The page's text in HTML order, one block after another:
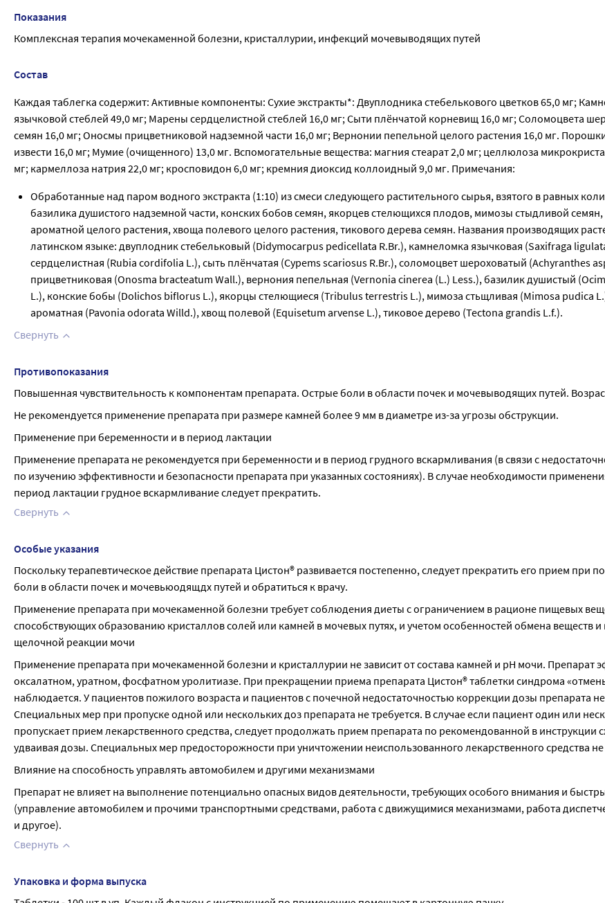
Показания
Комплексная терапия мочекаменной болезни, кристаллурии, инфекций мочевыводящих путей
Состав
Каждая таблегка содержит: Активные компоненты: Сухие экстракты*: Двуплодника стебелькового цветков 65,0 мг;
язычковой стеблей 49,0 мг; Марены сердцелистной стеблей 16,0 мг; Сыти плёнчатой корневищ 16,0 мг; Соломоцвета
семян 16,0 мг; Оносмы прицветниковой надземной части 16,0 мг; Вернонии пепельной целого растения 16,0 мг.
извести 16,0 мг; Мумие (очищенного) 13,0 мг. Вспомогательные вещества: магния стеарат 2,0 мг; целлюлоза
мг; кармеллоза натрия 22,0 мг; кросповидон 6,0 мг; кремния диоксид коллоидный 9,0 мг. Примечания:
Обработанные над паром водного экстракта (1:10) из смеси следующего растительного сырья, взятого в равных
базилика душистого надземной части, конских бобов семян, якорцев стелющихся плодов, мимозы стыдливой
ароматной целого растения, хвоща полевого целого растения, тикового дерева семян. Названия производящих
латинском языке: двуплодник стебельковый (Didymocarpus pedicellata R.Br.), камнеломка язычковая (Saxifraga
сердцелистная (Rubia cordifolia L.), сыть плёнчатая (Cypems scariosus R.Br.), соломоцвет шероховатый (Achyranthes
прицветниковая (Onosma bracteatum Wall.), вернония пепельная (Vernonia cinerea (L.) Less.), базилик душистый
L.), конские бобы (Dolichos biflorus L.), якорцы стелющиеся (Tribulus terrestris L.), мимоза стьщливая (Mimosa pudica
ароматная (Pavonia odorata Willd.), хвощ полевой (Equisetum arvense L.), тиковое дерево (Tectona grandis L.f.).
Свернуть
Противопоказания
Повышенная чувствительность к компонентам препарата. Острые боли в области почек и мочевыводящих путей.
Не рекомендуется применение препарата при размере камней более 9 мм в диаметре из-за угрозы обструкции.
Применение при беременности и в период лактации
Применение препарата не рекомендуется при беременности и в период грудного вскармливания (в связи с
по изучению эффективности и безопасности препарата при указанных состояниях). В случае необходимости
период лактации грудное вскармливание следует прекратить.
Свернуть
Особые указания
Поскольку терапевтическое действие препарата Цистон® развивается постепенно, следует прекратить его прием при
боли в области почек и мочевьюодящдх путей и обратиться к врачу.
Применение препарата при мочекаменной болезни требует соблюдения диеты с ограничением в рационе пищевых
способствующих образованию кристаллов солей или камней в мочевых путях, и учетом особенностей обмена веществ и
щелочной реакции мочи
Применение препарата при мочекаменной болезни и кристаллурии не зависит от состава камней и рН мочи. Препарат
оксалатном, уратном, фосфатном уролитиазе. При прекращении приема препарата Цистон® таблетки синдрома
наблюдается. У пациентов пожилого возраста и пациентов с почечной недостаточностью коррекции дозы препарата не
Специальных мер при пропуске одной или нескольких доз препарата не требуется. В случае если пациент один или
пропускает прием лекарственного средства, следует продолжать прием препарата по рекомендованной в инструкции
удваивая дозы. Специальных мер предосторожности при уничтожении неиспользованного лекарственного средства не
Влияние на способность управлять автомобилем и другими механизмами
Препарат не влияет на выполнение потенциально опасных видов деятельности, требующих особого внимания и
(управление автомобилем и прочими транспортными средствами, работа с движущимися механизмами, работа
и другое).
Свернуть
Упаковка и форма выпуска